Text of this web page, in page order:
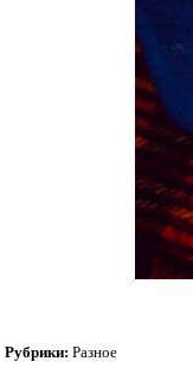
Рубрики: Разное